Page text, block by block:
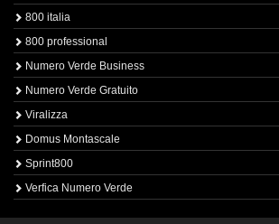
800 italia
800 professional
Numero Verde Business
Numero Verde Gratuito
Viralizza
Domus Montascale
Sprint800
Verfica Numero Verde